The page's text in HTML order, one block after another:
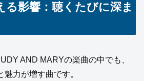
る影響：聴くたびに深ま
AND MARYの楽曲の中でも、
力が増す曲です。